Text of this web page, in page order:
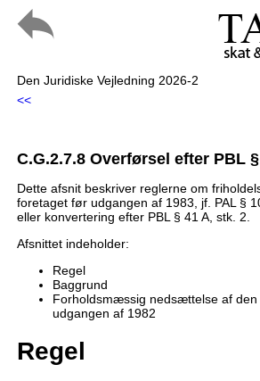
Den Juridiske Vejledning 2026-2
<<
C.G.2.7.8 Overførsel efter PBL
Dette afsnit beskriver reglerne om
foretaget før udgangen af 1983, jf. PAL §
eller konvertering efter PBL § 41 A, stk. 2.
Afsnittet indeholder:
Regel
Baggrund
Forholdsmæssig nedsættelse af
udgangen af 1982
Regel